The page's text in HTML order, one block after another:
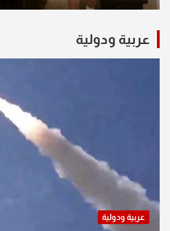
عربية ودولية
عربية ودولية